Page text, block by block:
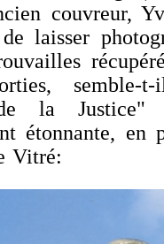
couvreur,
laisser
semble-
la Justice"
étonnante, en
Vitré: